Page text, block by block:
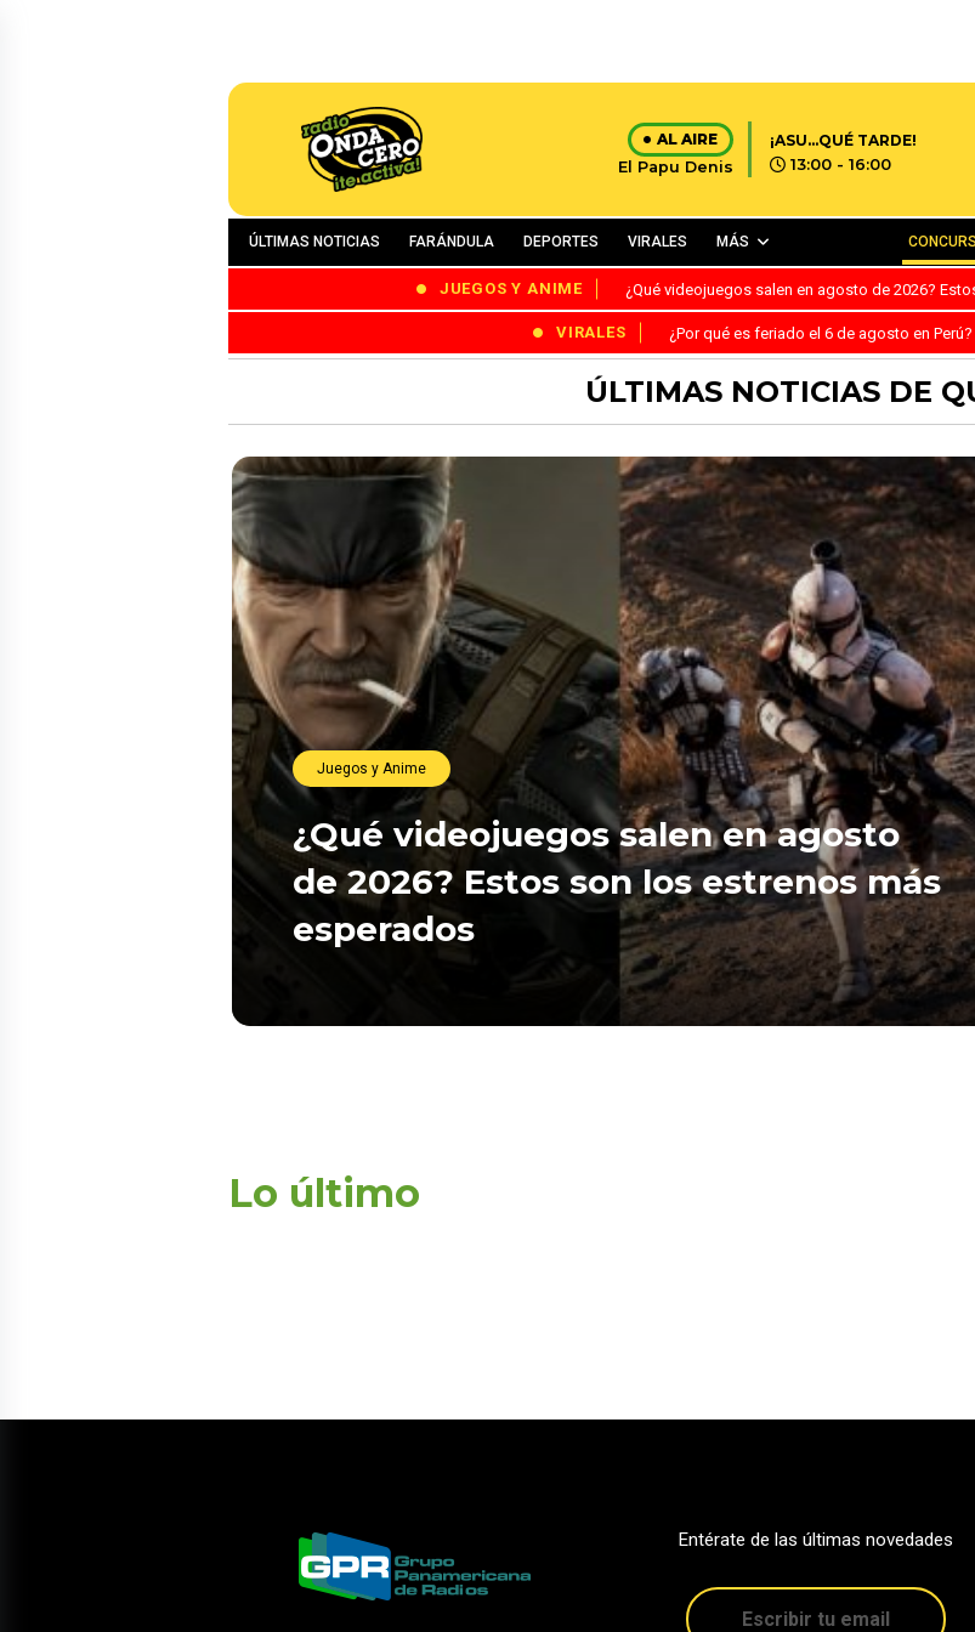
AL AIRE
El Papu Denis
¡ASU...QUÉ TARDE!
13:00 - 16:00
ÚLTIMAS NOTICIAS FARÁNDULA DEPORTES VIRALES MÁS
JUEGOS Y ANIME ¿Qué videojuegos salen en agosto de 2026?
VIRALES ¿Por qué es feriado el 6 de agosto en
ÚLTIMAS NOTICIAS DE
Juegos y Anime
¿Qué videojuegos salen en agosto
de 2026? Estos son los estrenos más
esperados
Lo último
Entérate de las últimas novedades